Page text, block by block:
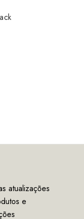
atualizações
e